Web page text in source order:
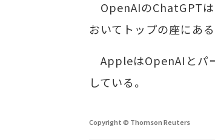
OpenAIのChatGPTは
おいてトップの座にあ
AppleはOpenAIとパ
している。
Copyright © Thomson Reuters